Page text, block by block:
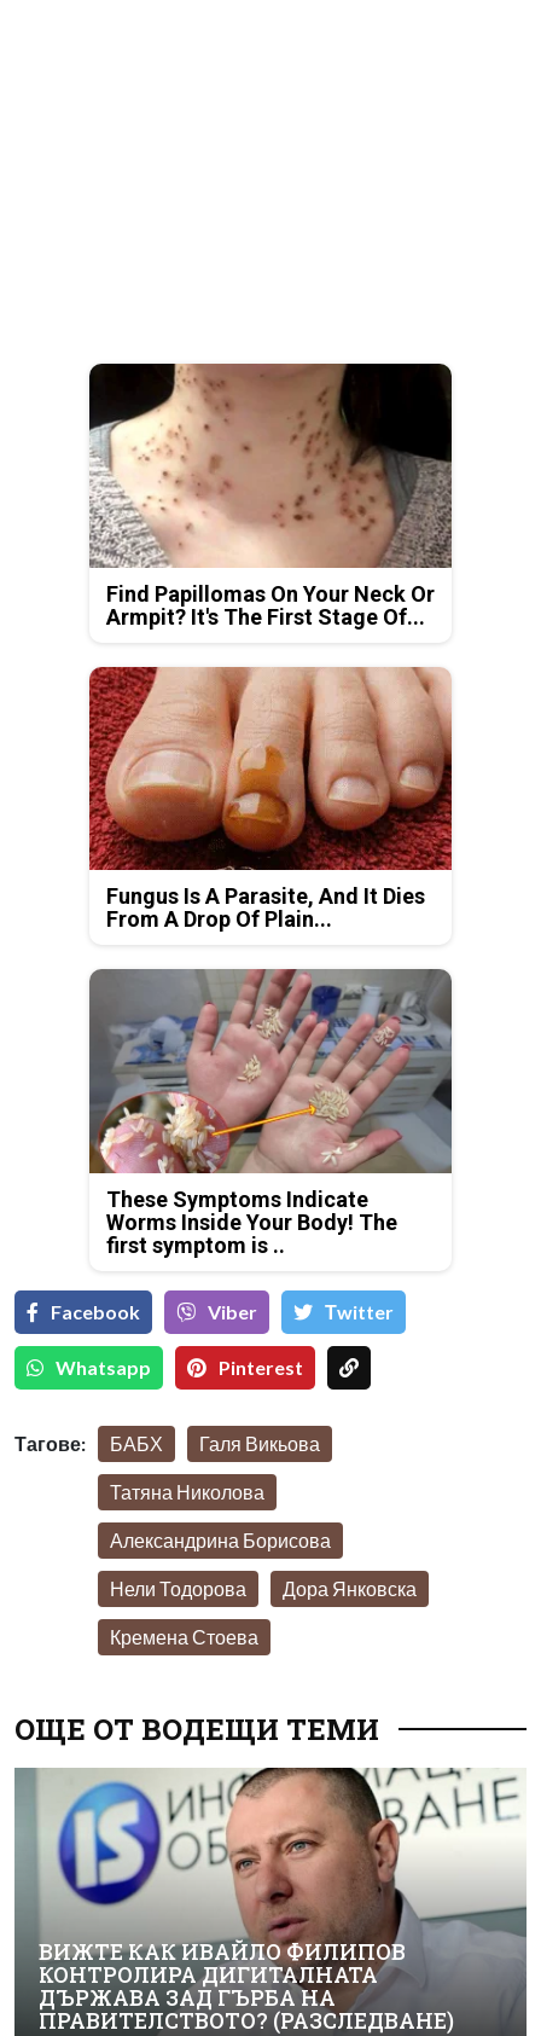
Find Papillomas On Your Neck Or
Armpit? It's The First Stage Of...
Fungus Is A Parasite, And It Dies
From A Drop Of Plain...
These Symptoms Indicate
Worms Inside Your Body! The
first symptom is ..
Facebook Viber Тwitter
Whatsapp Pinterest
Тагове: БАБХ Галя Викьова
Татяна Николова
Александрина Борисова
Нели Тодорова Дора Янковска
Кремена Стоева
ОЩЕ ОТ ВОДЕЩИ ТЕМИ
ВИЖТЕ КАК ИВАЙЛО ФИЛИПОВ
КОНТРОЛИРА ДИГИТАЛНАТА
ДЪРЖАВА ЗАД ГЪРБА НА
ПРАВИТЕЛСТВОТО? (РАЗСЛЕДВАНЕ)